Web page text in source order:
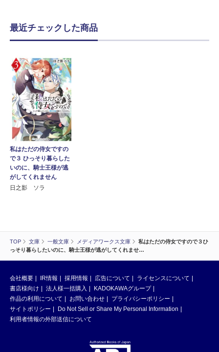
TOP 文庫 一般文庫 メディアワークス文庫
私はただの侍女ですので３ひ
っそり暮らしたいのに、騎士王様が逃がしてくれませ…
最近チェックした商品
私はただの侍女ですの
で３ ひっそり暮らした
いのに、騎士王様が逃
がしてくれません
日之影 ソラ
会社概要 IR情報 採用情報 広告について
ライセンスについて
書店様向け
法人様一括購入
KADOKAWAグループ
作品の利用について
お問い合わせ
プライバシーポリシー
サイトポリシー
Do Not Sell or Share My Personal Information
利用者情報の外部送信について